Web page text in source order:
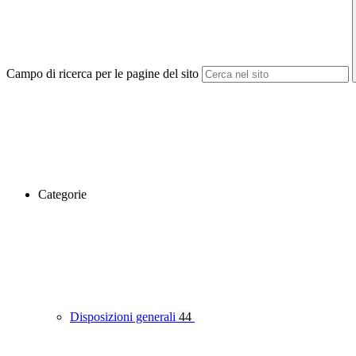
Campo di ricerca per le pagine del sito
Categorie
Disposizioni generali 44